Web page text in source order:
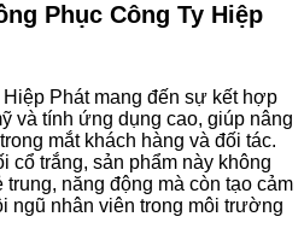
Phục Công Ty Hiệp
Hiệp Phát mang đến sự kết hợp
và tính ứng dụng cao, giúp nâng
mắt khách hàng và đối tác.
cổ trắng, sản phẩm này không
năng động mà còn tạo cảm
ngũ nhân viên trong môi trường